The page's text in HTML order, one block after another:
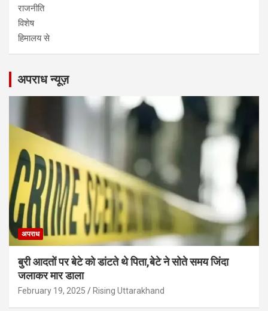
राजनीति
विशेष
हिमालय से
अपराध न्यूज़
अपराध
बुरी आदतों पर बेटे को डांटते थे पिता,बेटे ने सोते समय जिंदा
जलाकर मार डाला
February 19, 2025 Rising Uttarakhand